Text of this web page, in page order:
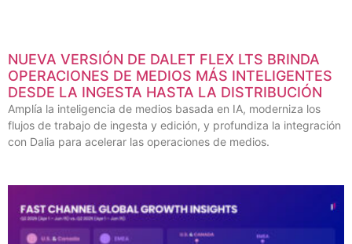
NUEVA VERSIÓN DE DALET FLEX LTS BRINDA
OPERACIONES DE MEDIOS MÁS INTELIGENTES
DESDE LA INGESTA HASTA LA DISTRIBUCIÓN
Amplía la inteligencia de medios basada en IA, moderniza los
flujos de trabajo de ingesta y edición, y profundiza la integración
con Dalia para acelerar las operaciones de medios.